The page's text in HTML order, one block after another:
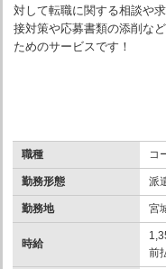
対して転職に関する相談や
接対策や応募書類の添削な
ためのサービスです！
職種 コ
勤務形態 派
勤務地 宮
時給
前